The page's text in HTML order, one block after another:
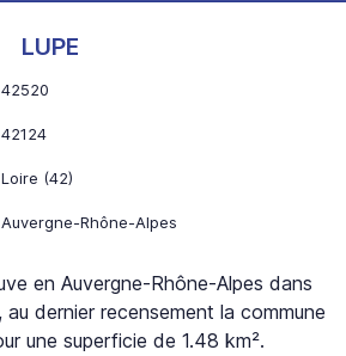
LUPE
42520
42124
Loire (42)
Auvergne-Rhône-Alpes
en Auvergne-Rhône-Alpes dans
dernier recensement la commune
une superficie de 1.48 km².